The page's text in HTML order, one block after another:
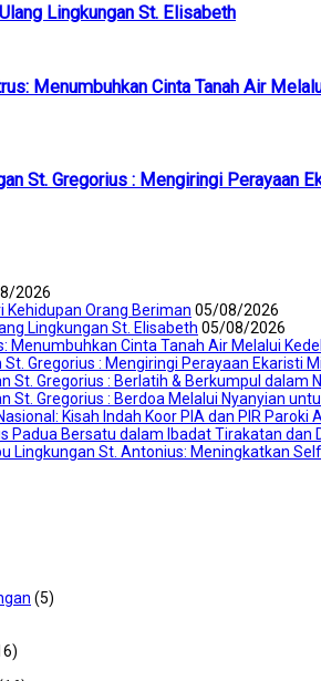
Lingkungan St. Elisabeth
Menumbuhkan Cinta Tanah Air
St. Gregorius : Mengiringi
2026
Kehidupan Orang Beriman 05/08/2026
Lingkungan St. Elisabeth 05/08/2026
Menumbuhkan Cinta Tanah Air Melalui
Gregorius : Mengiringi Perayaan Ekaristi
St. Gregorius : Berlatih & Berkumpul dalam
St. Gregorius : Berdoa Melalui Nyanyian
Kisah Indah Koor PIA dan PIR Paroki
Padua Bersatu dalam Ibadat Tirakatan dan
Lingkungan St. Antonius: Meningkatkan
(5)